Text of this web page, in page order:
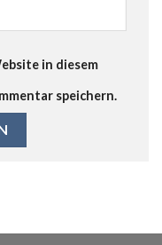
in diesem
speichern.